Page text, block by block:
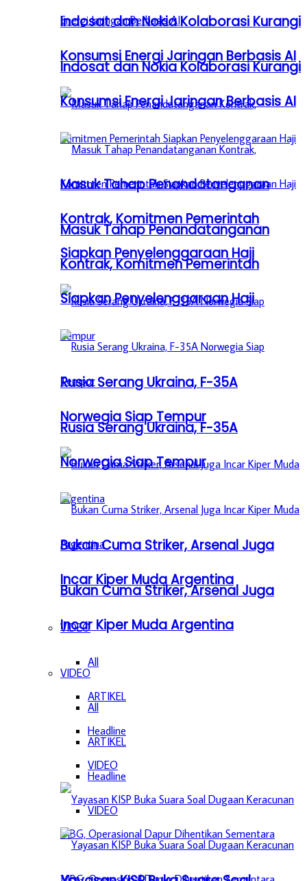
Indosat dan Nokia Kolaborasi Kurangi
Konsumsi Energi Jaringan Berbasis AI
Masuk Tahap Penandatanganan
Kontrak, Komitmen Pemerintah
Siapkan Penyelenggaraan Haji
Rusia Serang Ukraina, F-35A
Norwegia Siap Tempur
Bukan Cuma Striker, Arsenal Juga
Incar Kiper Muda Argentina
VIDEO
All
ARTIKEL
Headline
VIDEO
Indosat dan Nokia Kolaborasi Kurangi
Konsumsi Energi Jaringan Berbasis AI
Masuk Tahap Penandatanganan
Kontrak, Komitmen Pemerintah
Siapkan Penyelenggaraan Haji
Rusia Serang Ukraina, F-35A
Norwegia Siap Tempur
Bukan Cuma Striker, Arsenal Juga
Incar Kiper Muda Argentina
VIDEO
All
ARTIKEL
Headline
VIDEO